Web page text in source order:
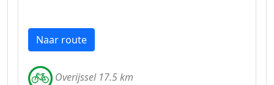
Naar route
Overijssel 17.5 km